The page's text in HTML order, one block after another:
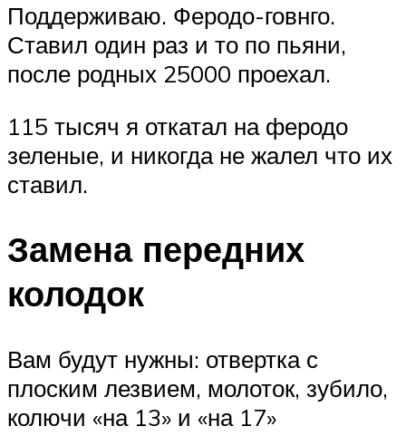
Поддерживаю. Феродо-говнго.
Ставил один раз и то по пьяни,
после родных 25000 проехал.
115 тысяч я откатал на феродо
зеленые, и никогда не жалел что их
ставил.
Замена передних
колодок
Вам будут нужны: отвертка с
плоским лезвием, молоток, зубило,
колючи «на 13» и «на 17»